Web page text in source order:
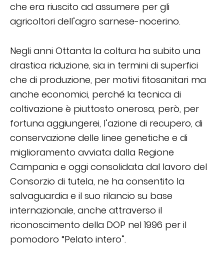
che era riuscito ad assumere per gli
agricoltori dell’agro sarnese-nocerino.
Negli anni Ottanta la coltura ha subito una
drastica riduzione, sia in termini di superfici
che di produzione, per motivi fitosanitari ma
anche economici, perché la tecnica di
coltivazione è piuttosto onerosa, però, per
fortuna aggiungerei, l’azione di recupero, di
conservazione delle linee genetiche e di
miglioramento avviata dalla Regione
Campania e oggi consolidata dal lavoro del
Consorzio di tutela, ne ha consentito la
salvaguardia e il suo rilancio su base
internazionale, anche attraverso il
riconoscimento della DOP nel 1996 per il
pomodoro “Pelato intero”.